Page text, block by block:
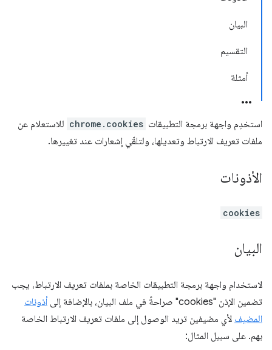
البيان
التقسيم
أمثلة
استخدِم واجهة برمجة التطبيقات chrome.cookies للاستعلام عن
ملفات تعريف الارتباط وتعديلها، ولتلقّي إشعارات عند تغييرها.
الأذونات
cookies
البيان
لاستخدام واجهة برمجة التطبيقات الخاصة بملفات تعريف الارتباط، يجب
تضمين الإذن "cookies" صراحةً في ملف البيان، بالإضافة إلى
أذونات
المضيف لأي مضيفين تريد الوصول إلى ملفات تعريف الارتباط الخاصة
بهم. على سبيل المثال: